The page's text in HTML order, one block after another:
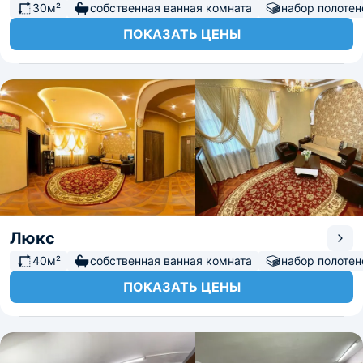
30м² собственная ванная комната набор
ПОКАЗАТЬ ЦЕНЫ
Люкс
40м² собственная ванная комната набор
ПОКАЗАТЬ ЦЕНЫ